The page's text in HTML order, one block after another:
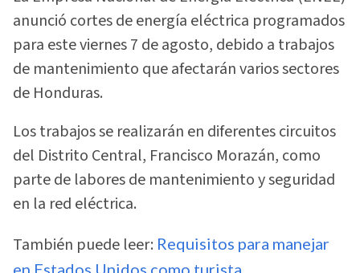
anunció cortes de energía eléctrica programados
para este viernes 7 de agosto, debido a trabajos
de mantenimiento que afectarán varios sectores
de Honduras.
Los trabajos se realizarán en diferentes circuitos
del Distrito Central, Francisco Morazán, como
parte de labores de mantenimiento y seguridad
en la red eléctrica.
También puede leer: Requisitos para manejar
en Estados Unidos como turista